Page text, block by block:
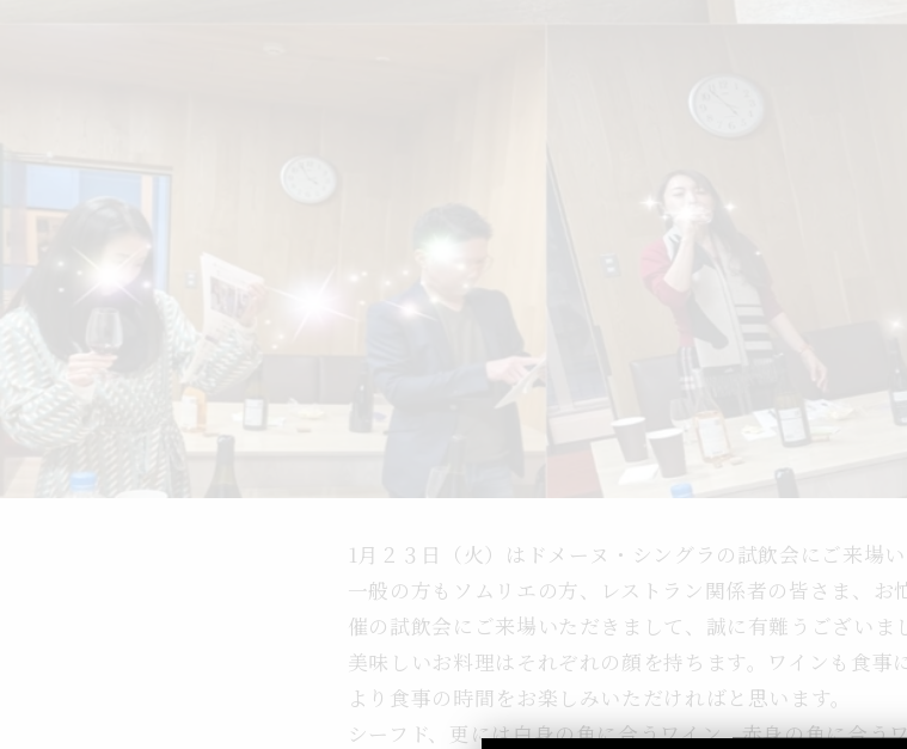
1月２３日（火）はドメーヌ・シングラの試飲会にご来場
一般の方もソムリエの方、レストラン関係者の皆さま、お
催の試飲会にご来場いただきまして、誠に有難うございま
美味しいお料理はそれぞれの顔を持ちます。ワインも食事
より食事の時間をお楽しみいただければと思います。
シーフド、更には白身の魚に合うワイン、赤身の魚に合う